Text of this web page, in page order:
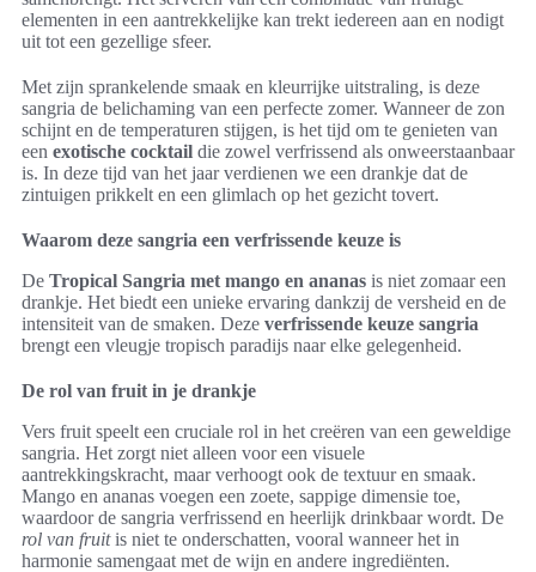
elementen in een aantrekkelijke kan trekt iedereen aan en nodigt
uit tot een gezellige sfeer.
Met zijn sprankelende smaak en kleurrijke uitstraling, is deze
sangria de belichaming van een perfecte zomer. Wanneer de zon
schijnt en de temperaturen stijgen, is het tijd om te genieten van
een exotische cocktail die zowel verfrissend als onweerstaanbaar
is. In deze tijd van het jaar verdienen we een drankje dat de
zintuigen prikkelt en een glimlach op het gezicht tovert.
Waarom deze sangria een verfrissende keuze is
De Tropical Sangria met mango en ananas is niet zomaar een
drankje. Het biedt een unieke ervaring dankzij de versheid en de
intensiteit van de smaken. Deze verfrissende keuze sangria
brengt een vleugje tropisch paradijs naar elke gelegenheid.
De rol van fruit in je drankje
Vers fruit speelt een cruciale rol in het creëren van een geweldige
sangria. Het zorgt niet alleen voor een visuele
aantrekkingskracht, maar verhoogt ook de textuur en smaak.
Mango en ananas voegen een zoete, sappige dimensie toe,
waardoor de sangria verfrissend en heerlijk drinkbaar wordt. De
rol van fruitis niet te onderschatten, vooral wanneer het in
harmonie samengaat met de wijn en andere ingrediënten.